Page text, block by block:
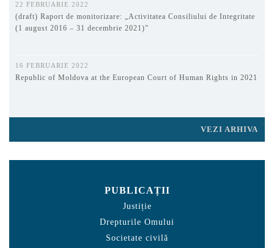
22 FEBRUARIE 2022
(draft) Raport de monitorizare: „Activitatea Consiliului de Integritate
(1 august 2016 – 31 decembrie 2021)”
16 FEBRUARIE 2022
Republic of Moldova at the European Court of Human Rights in 2021
VEZI ARHIVA
PUBLICAȚII
Justiție
Drepturile Omului
Societate civilă